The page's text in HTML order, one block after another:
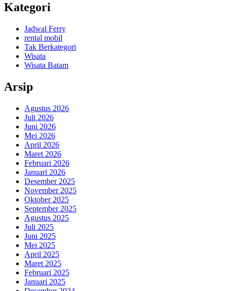
Kategori
Jadwal Ferry
rental mobil
Tak Berkategori
Wisata
Wisata Batam
Arsip
Agustus 2026
Juli 2026
Juni 2026
Mei 2026
April 2026
Maret 2026
Februari 2026
Januari 2026
Desember 2025
November 2025
Oktober 2025
September 2025
Agustus 2025
Juli 2025
Juni 2025
Mei 2025
April 2025
Maret 2025
Februari 2025
Januari 2025